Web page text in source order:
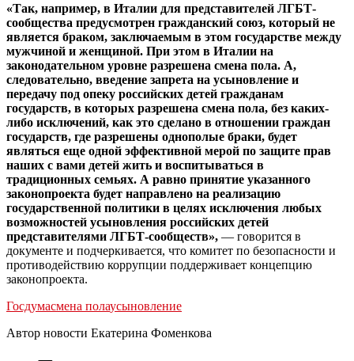
«Так, например, в Италии для представителей ЛГБТ-
сообщества предусмотрен гражданский союз, который не
является браком, заключаемым в этом государстве между
мужчиной и женщиной. При этом в Италии на
законодательном уровне разрешена смена пола. А,
следовательно, введение запрета на усыновление и
передачу под опеку российских детей гражданам
государств, в которых разрешена смена пола, без каких-
либо исключений, как это сделано в отношении граждан
государств, где разрешены однополые браки, будет
являться еще одной эффективной мерой по защите прав
наших с вами детей жить и воспитываться в
традиционных семьях. А равно принятие указанного
законопроекта будет направлено на реализацию
государственной политики в целях исключения любых
возможностей усыновления российских детей
представителями ЛГБТ-сообществ», — говорится в
документе и подчеркивается, что комитет по безопасности и
противодействию коррупции поддерживает концепцию
законопроекта.
Госдумасмена полаусыновление
Автор новости Екатерина Фоменкова